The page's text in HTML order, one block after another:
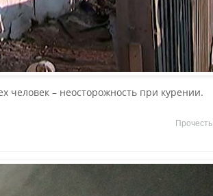
человек – неосторожность при курении.
Прочесть